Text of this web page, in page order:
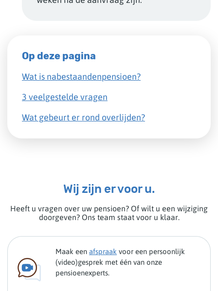
Op deze pagina
Wat is nabestaandenpensioen?
3 veelgestelde vragen
Wat gebeurt er rond overlijden?
Wij zijn er voor u.
Heeft u vragen over uw pensioen? Of wilt u een wijziging
doorgeven? Ons team staat voor u klaar.
Maak een afspraak voor een persoonlijk
(video)gesprek met één van onze
pensioenexperts.